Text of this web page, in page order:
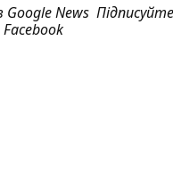
Google News
Facebook